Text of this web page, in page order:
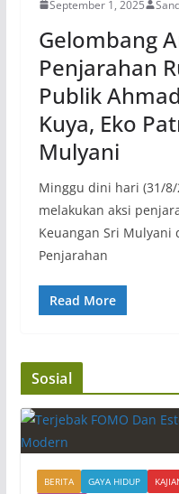
September 1, 2025
Gelombang
Penjarahan
Publik
Kuya, Eko
Mulyani
Minggu dini hari (31/
melakukan aksi
Keuangan Sri Mulyani
Penjarahan
Read More
Sosial
BERITA GAYA HIDUP